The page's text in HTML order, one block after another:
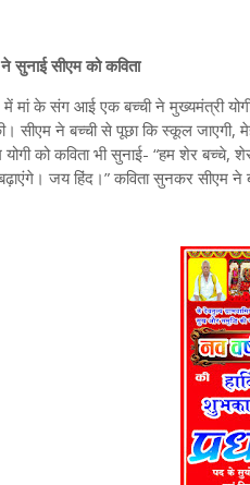
सुनाई सीएम को कविता
में मां के संग आई एक बच्ची ने मुख्यमंत्री
सीएम ने बच्ची से पूछा कि स्कूल जाएगी,
योगी को कविता भी सुनाई- “हम शेर
जय हिंद।” कविता सुनकर सीएम ने